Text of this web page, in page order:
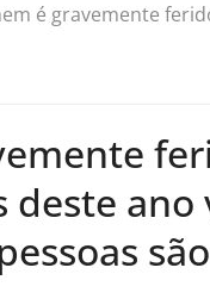
é gravemente
deste